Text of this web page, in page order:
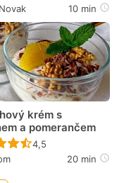
10 min
krém s
a pomerančem
Recept ještě nebyl
4,5
20 min